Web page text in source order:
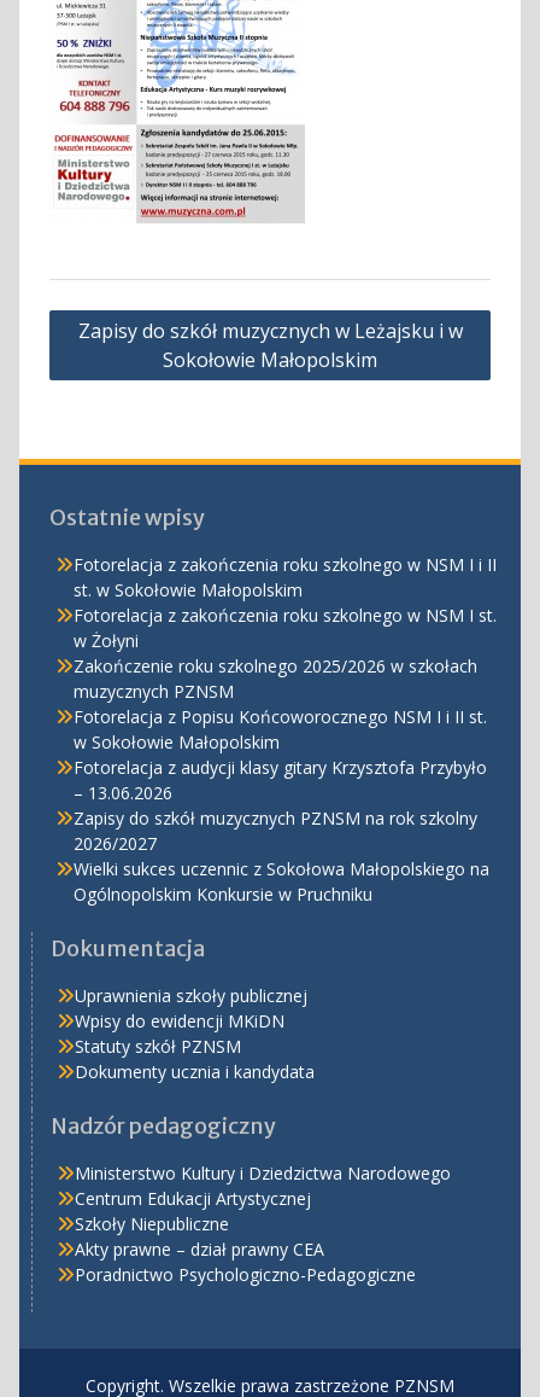
Nawigacja
wpisu
Zapisy do szkół muzycznych w Leżajsku i w
Sokołowie Małopolskim
Ostatnie wpisy
Fotorelacja z zakończenia roku szkolnego w NSM I i II
st. w Sokołowie Małopolskim
Fotorelacja z zakończenia roku szkolnego w NSM I st.
w Żołyni
Zakończenie roku szkolnego 2025/2026 w szkołach
muzycznych PZNSM
Fotorelacja z Popisu Końcoworocznego NSM I i II st.
w Sokołowie Małopolskim
Fotorelacja z audycji klasy gitary Krzysztofa Przybyło
– 13.06.2026
Zapisy do szkół muzycznych PZNSM na rok szkolny
2026/2027
Wielki sukces uczennic z Sokołowa Małopolskiego na
Ogólnopolskim Konkursie w Pruchniku
Dokumentacja
Uprawnienia szkoły publicznej
Wpisy do ewidencji MKiDN
Statuty szkół PZNSM
Dokumenty ucznia i kandydata
Nadzór pedagogiczny
Ministerstwo Kultury i Dziedzictwa Narodowego
Centrum Edukacji Artystycznej
Szkoły Niepubliczne
Akty prawne – dział prawny CEA
Poradnictwo Psychologiczno-Pedagogiczne
Copyright. Wszelkie prawa zastrzeżone PZNSM